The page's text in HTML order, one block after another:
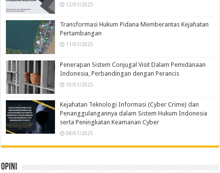
12/01/2025
Transformasi Hukum Pidana Memberantas Kejahatan
Pertambangan
11/01/2025
Penerapan Sistem Conjugal Visit Dalam Pemidanaan
Indonesia, Perbandingan dengan Perancis
10/01/2025
Kejahatan Teknologi Informasi (Cyber Crime) dan
Penanggulangannya dalam Sistem Hukum Indonesia
serta Peningkatan Keamanan Cyber
08/01/2025
Opini